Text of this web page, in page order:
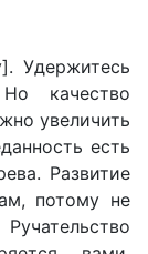
Удержитесь
качество
увеличить
есть
Развитие
потому не